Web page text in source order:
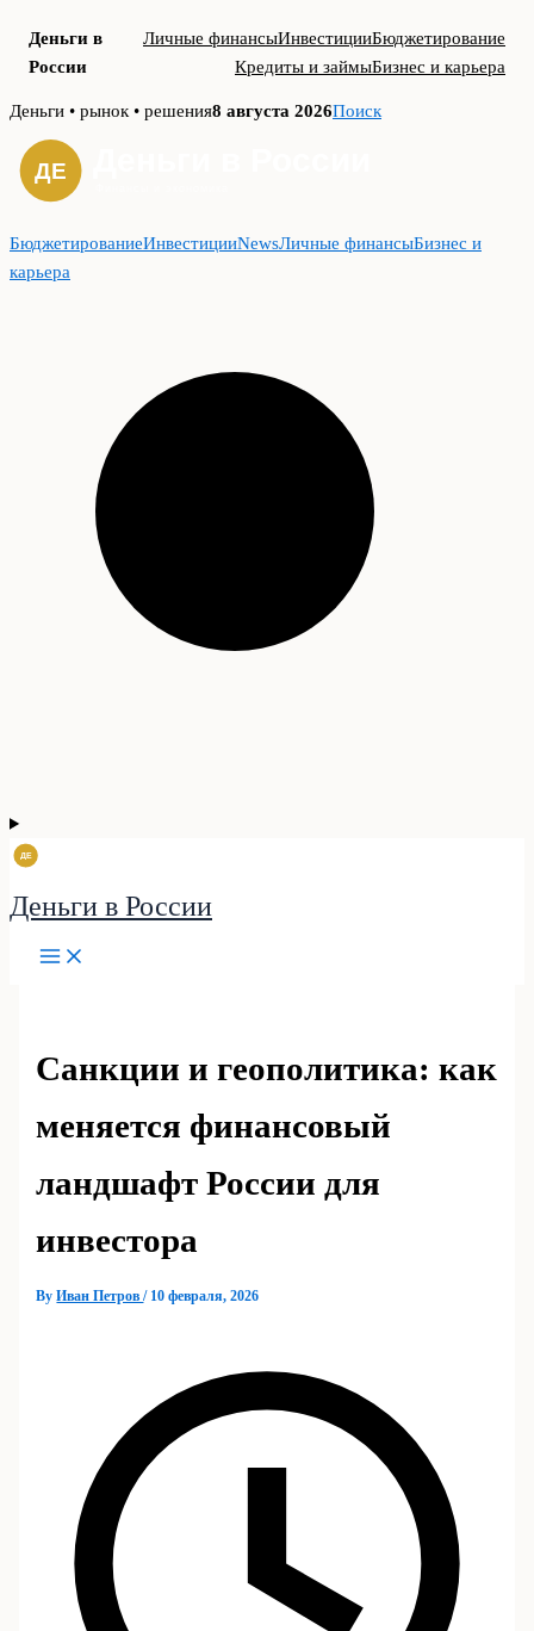
Деньги в
России
Личные финансыИнвестицииБюджетирование
Кредиты и займыБизнес и карьера
Skip
content
Деньги • рынок • решения8 августа 2026Поиск
БюджетированиеИнвестицииNewsЛичные финансыБизнес и
карьера
Деньги в России
Санкции и геополитика: как
меняется финансовый
ландшафт России для
инвестора
ByИван Петров/ 10 февраля, 2026